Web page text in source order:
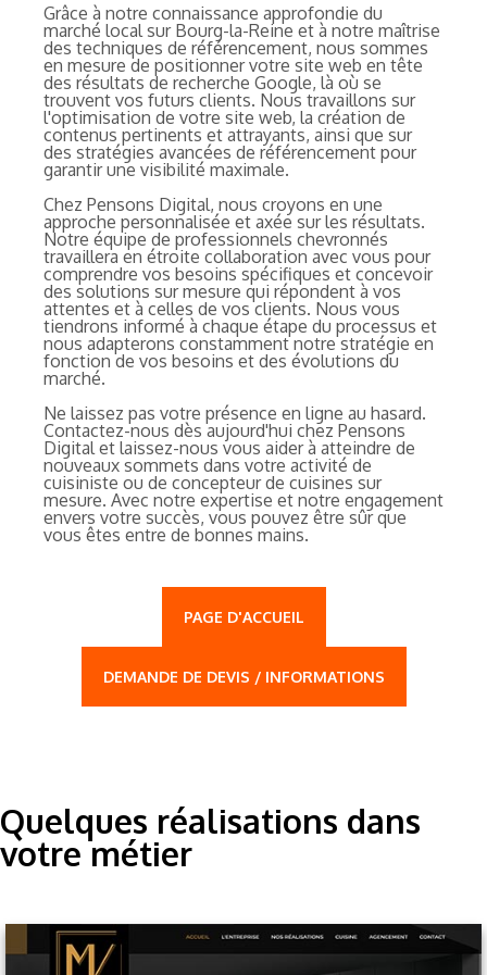
Grâce à notre connaissance approfondie du
marché local sur Bourg-la-Reine et à notre maîtrise
des techniques de référencement, nous sommes
en mesure de positionner votre site web en tête
des résultats de recherche Google, là où se
trouvent vos futurs clients. Nous travaillons sur
l'optimisation de votre site web, la création de
contenus pertinents et attrayants, ainsi que sur
des stratégies avancées de référencement pour
garantir une visibilité maximale.
Chez Pensons Digital, nous croyons en une
approche personnalisée et axée sur les résultats.
Notre équipe de professionnels chevronnés
travaillera en étroite collaboration avec vous pour
comprendre vos besoins spécifiques et concevoir
des solutions sur mesure qui répondent à vos
attentes et à celles de vos clients. Nous vous
tiendrons informé à chaque étape du processus et
nous adapterons constamment notre stratégie en
fonction de vos besoins et des évolutions du
marché.
Ne laissez pas votre présence en ligne au hasard.
Contactez-nous dès aujourd'hui chez Pensons
Digital et laissez-nous vous aider à atteindre de
nouveaux sommets dans votre activité de
cuisiniste ou de concepteur de cuisines sur
mesure. Avec notre expertise et notre engagement
envers votre succès, vous pouvez être sûr que
vous êtes entre de bonnes mains.
PAGE D'ACCUEIL
DEMANDE DE DEVIS / INFORMATIONS
Quelques réalisations dans
votre métier